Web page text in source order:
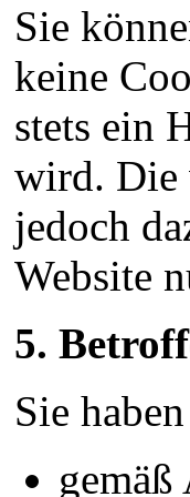
Sie
keine
stets ein
wird. Die
jedoch
Website
5.
Sie